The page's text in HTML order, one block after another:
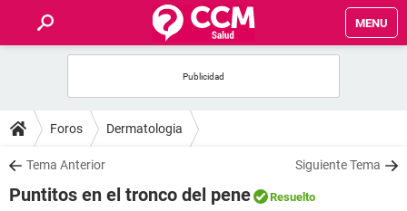
MENU
FOROS
SALUD
Foros Dermatologia
Tema Anterior Siguiente Tema
Puntitos en el tronco del pene Resuelto